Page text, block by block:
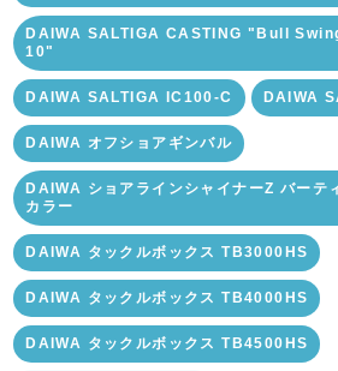
DAIWA SALTIGA CASTING "Bull
10"
DAIWA SALTIGA IC100-C DAIWA
DAIWA オフショアギンバル
DAIWA ショアラインシャイナーZ バーテ
カラー
DAIWA タックルボックス TB3000HS
DAIWA タックルボックス TB4000HS
DAIWA タックルボックス TB4500HS